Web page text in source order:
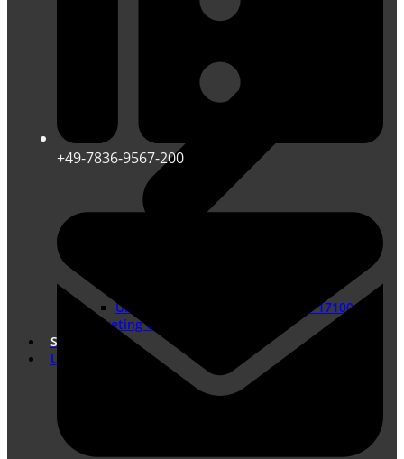
Übersetzungen nach DIN EN ISO 17100
Marketing Übersetzungen
Shop
Unternehmen
+49-7836-9567-200